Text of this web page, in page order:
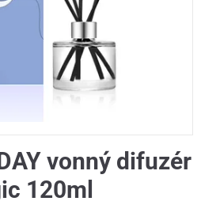
vonný difuzér
120ml